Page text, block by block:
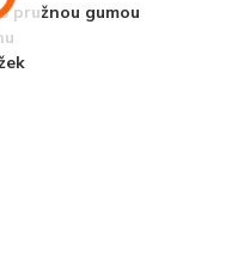
pružnou gumou